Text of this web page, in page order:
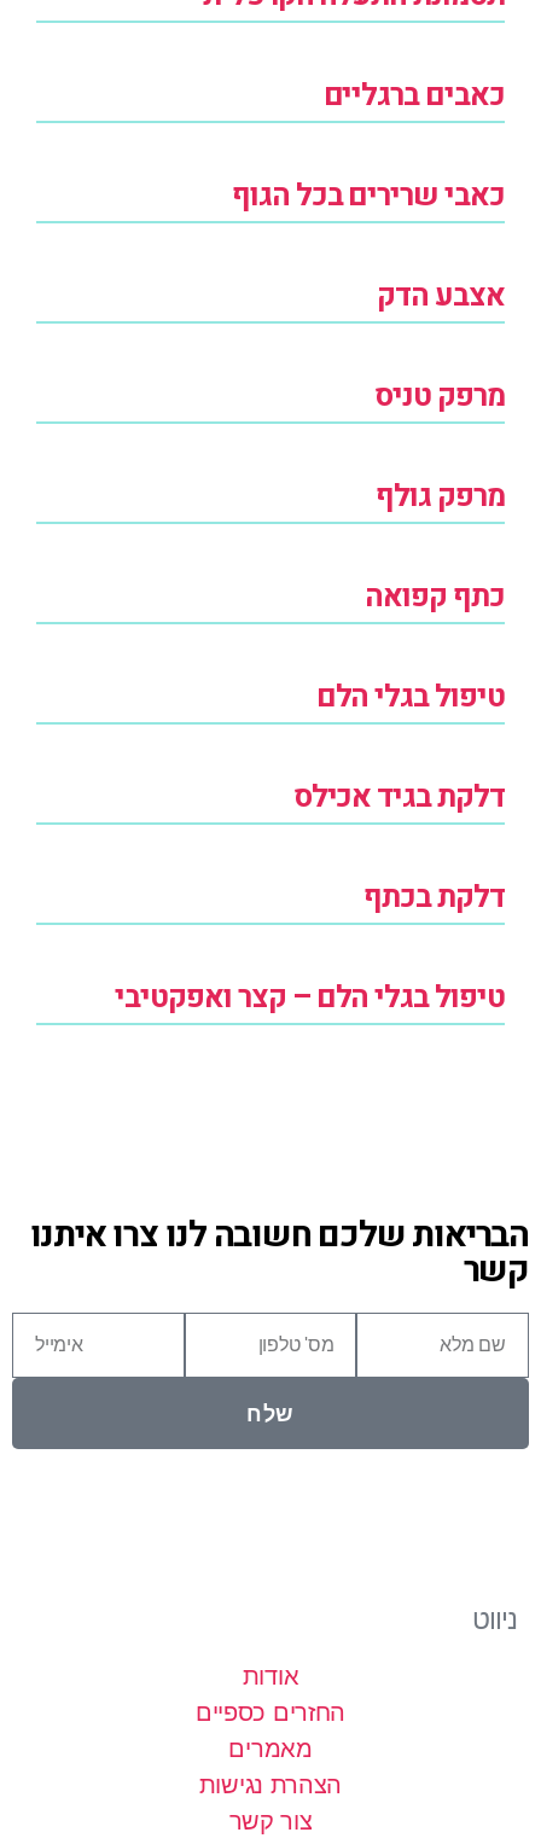
כאבים ברגליים
כאבי שרירים בכל הגוף
אצבע הדק
מרפק טניס
מרפק גולף
כתף קפואה
טיפול בגלי הלם
דלקת בגיד אכילס
דלקת בכתף
טיפול בגלי הלם – קצר ואפקטיבי
הבריאות שלכם חשובה לנו צרו איתנו
קשר
שלח
ניווט
אודות
החזרים כספיים
מאמרים
הצהרת נגישות
צור קשר